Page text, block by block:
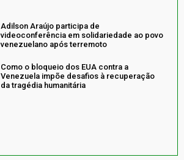
Adilson Araújo participa de
videoconferência em solidariedade ao povo
venezuelano após terremoto
Como o bloqueio dos EUA contra a
Venezuela impõe desafios à recuperação
da tragédia humanitária